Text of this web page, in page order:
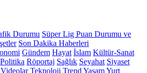
Durumu Süper Lig Puan Durumu ve
Son Dakika Haberleri
Gündem Hayat İslam Kültür-Sanat
Politika Röportaj Sağlık Seyahat Siyaset
Videolar Teknoloji Trend YaşamYurt